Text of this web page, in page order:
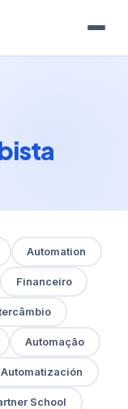
Automation
Financeiro
Automação
Automatización
School